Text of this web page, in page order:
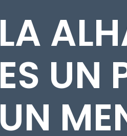
LA
ES UN
UN